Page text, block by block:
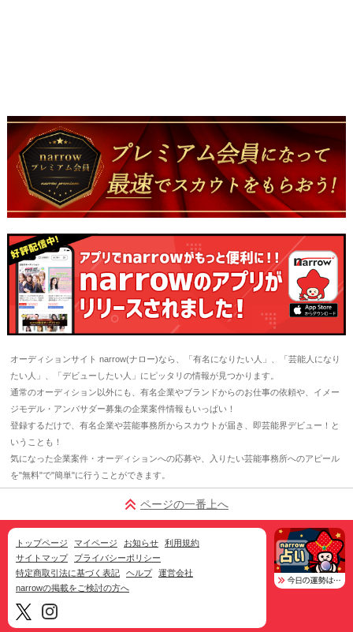
オーディションサイト narrow(ナロー)なら、「有名になりたい人」、「芸能人になり
たい人」、「デビューしたい人」にピッタリの情報が見つかります。
通常のオーディション以外にも、有名企業やブランドからのお仕事の依頼や、イメー
ジモデル・アンバサダー募集の企業案件情報もいっぱい！
登録するだけで、有名企業や芸能事務所からスカウトが届き、即芸能界デビュー！と
いうことも！
気になった企業案件・オーディションへの応募や、入りたい芸能事務所へのアピール
を"無料"で"簡単"に行うことができます。
ページの一番上へ
トップページ マイページ お知らせ
利用規約
サイトマップ
プライバシーポリシー
特定商取引法に基づく表記
ヘルプ
運営会社
narrowの掲載をご検討の方へ